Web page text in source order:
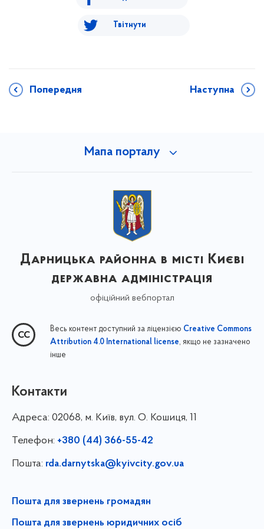
Твітнути
Попередня Наступна
Мапа порталу
Дарницька районна в місті Києві
державна адміністрація
офіційний вебпортал
Весь контент доступний за ліцензією Creative Commons
Attribution 4.0 International license, якщо не зазначено
інше
Контакти
Адреса: 02068, м. Київ, вул. О. Кошиця, 11
Телефон: +380 (44) 366-55-42
Пошта: rda.darnytska@kyivcity.gov.ua
Пошта для звернень громадян
Пошта для звернень юридичних осіб